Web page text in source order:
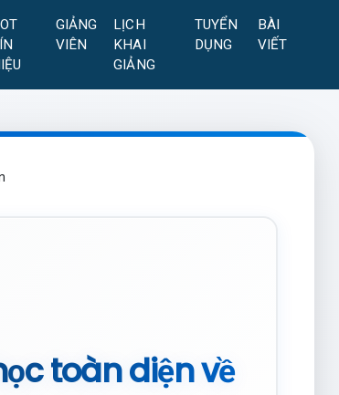
GIẢNG
VIÊN
LỊCH
KHAI
GIẢNG
TUYỂN
DỤNG
BÀI
VIẾT
toàn diện về